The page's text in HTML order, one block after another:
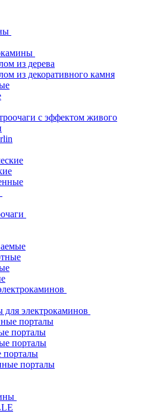
из дерева
из декоративного камня
с эффектом живого
для электрокаминов
порталы
порталы
порталы
порталы
порталы